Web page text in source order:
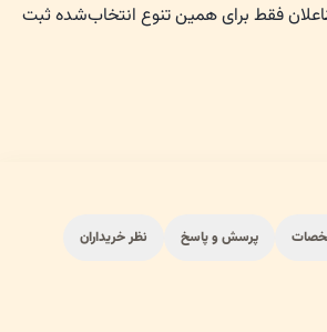
اعلان فقط برای همین تنوع انتخاب‌شده ثبت
پرسش و پاسخ نظر خریداران